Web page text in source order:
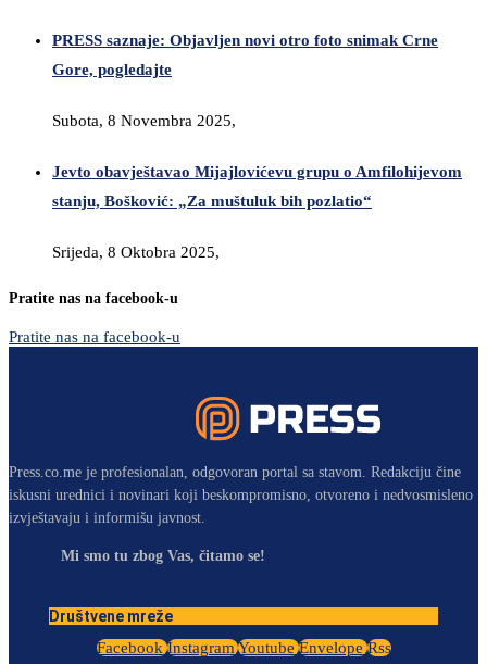
PRESS saznaje: Objavljen novi otro foto snimak Crne
Gore, pogledajte
Subota, 8 Novembra 2025,
Jevto obavještavao Mijajlovićevu grupu o Amfilohijevom
stanju, Bošković: „Za muštuluk bih pozlatio“
Srijeda, 8 Oktobra 2025,
Pratite nas na facebook-u
Pratite nas na facebook-u
Press.co.me je profesionalan, odgovoran portal sa stavom. Redakciju čine
iskusni urednici i novinari koji beskompromisno, otvoreno i nedvosmisleno
izvještavaju i informišu javnost.
Mi smo tu zbog Vas, čitamo se!
Društvene mreže
Facebook Instagram Youtube Envelope Rss